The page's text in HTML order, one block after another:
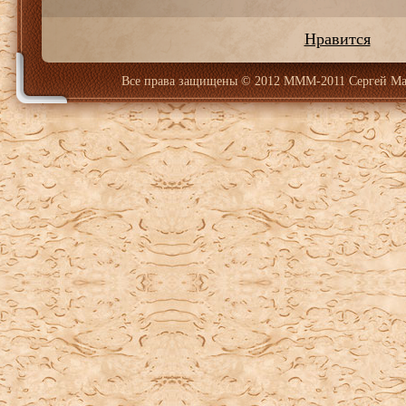
Нравится
Все права защищены© 2012 МММ-2011 Сергей